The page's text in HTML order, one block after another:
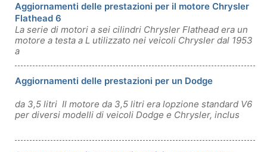
Aggiornamenti delle prestazioni per il motore Chrysler
Flathead 6
La serie di motori a sei cilindri Chrysler Flathead era un
motore a testa a L utilizzato nei veicoli Chrysler dal 1953
a
Aggiornamenti delle prestazioni per un Dodge
da 3,5 litri ​​ Il motore da 3,5 litri era lopzione standard V6
per diversi modelli di veicoli Dodge e Chrysler, inclus